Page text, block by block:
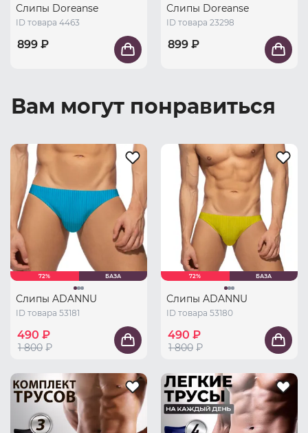
Слипы Doreanse
ID товара 4463
899 ₽
Слипы Doreanse
ID товара 23298
899 ₽
Вам могут понравиться
72% БАЗА
Слипы ADANNU
ID товара 53181
490 ₽
1 800 ₽
72% БАЗА
Слипы ADANNU
ID товара 53180
490 ₽
1 800 ₽